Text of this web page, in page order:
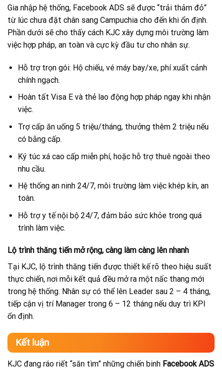
Gia nhập hệ thống, Facebook ADS sẽ được “trải thảm đỏ”
từ lúc chưa đặt chân sang Campuchia cho đến khi ổn định.
Phần dưới sẽ cho thấy cách KJC xây dựng môi trường làm
việc hợp pháp, an toàn và cực kỳ đầu tư cho nhân sự.
Hỗ trợ trọn gói: Hộ chiếu, vé máy bay/xe, phí xuất cảnh
chính ngạch.
Hoàn tất Visa E và thẻ lao động hợp pháp ngay khi nhận
việc.
Trợ cấp ăn uống 5 triệu/tháng, thưởng thêm 2 triệu nếu
có bằng cấp.
Ký túc xá cao cấp miễn phí, hoặc hỗ trợ thuê ngoài theo
nhu cầu.
Hệ thống an ninh 24/7, môi trường làm việc khép kín, an
toàn.
Hỗ trợ y tế nội bộ 24/7, đảm bảo sức khỏe trong quá
trình làm việc.
Lộ trình thăng tiến mở rộng, càng làm càng lên nhanh
Tại KJC, lộ trình thăng tiến được thiết kế rõ theo hiệu suất
thực chiến, nơi mỗi kết quả đều mở ra một nấc thang mới
trong hệ thống. Nhân sự có thể lên Leader sau 2 – 4 tháng,
tiếp cận vị trí Manager trong 6 – 12 tháng nếu duy trì KPI
ổn định.
Kết luận
KJC đang ráo riết “săn tìm” những chiến binh Facebook ADS